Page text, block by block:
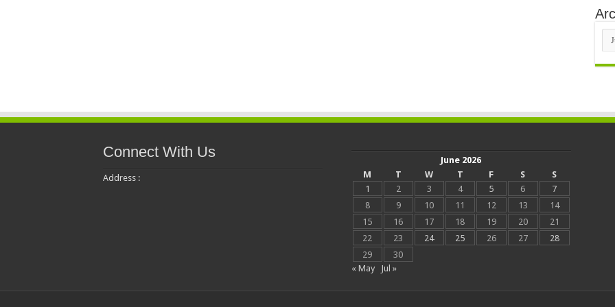
Connect With Us
Address :
June 2026
M
T W T F S
S
1
2 3 4 5 6
7
8
9 10 11 12 13
14
15
16 17 18 19 20
21
22
23 24 25 26 27
28
29
30
« May
Jul »